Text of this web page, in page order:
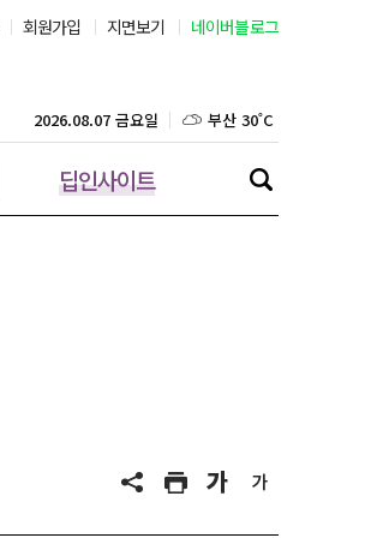
회원가입 지면보기 네이버블로그
딥인사이트
2026.08.07 금요일 부산 30˚C
대구 34˚C
강릉 31˚C